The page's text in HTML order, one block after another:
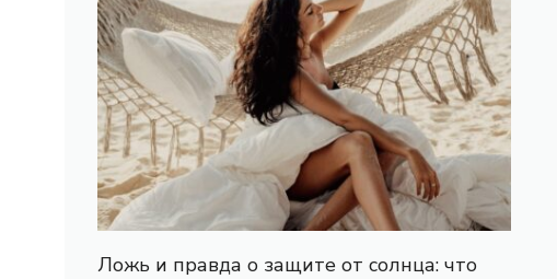
Ложь и правда о защите от солнца: что